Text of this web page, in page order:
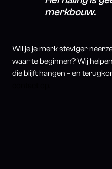
merkbouw.
Wil je je merk steviger
waar te beginnen? Wij
die blijft hangen – en